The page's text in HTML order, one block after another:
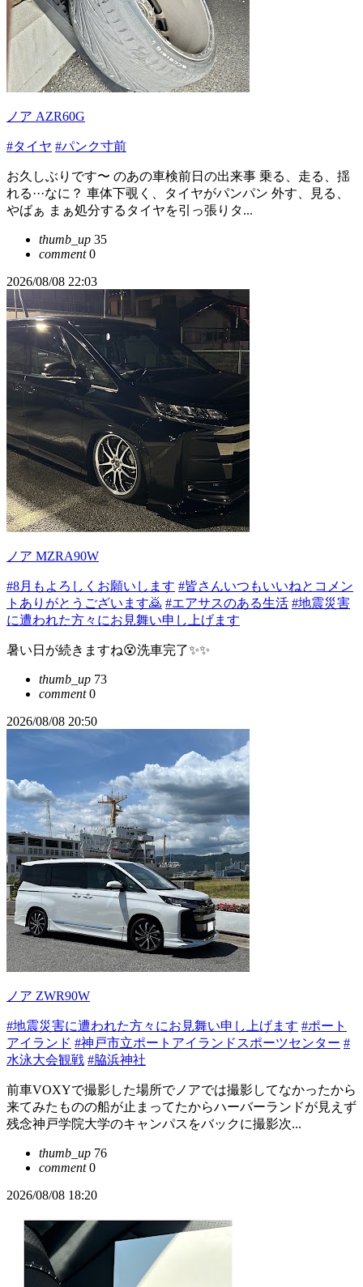
ノア AZR60G
#タイヤ #パンク寸前
お久しぶりです〜 のあの車検前日の出来事 乗る、走る、揺
れる···なに？ 車体下覗く、タイヤがパンパン 外す、見る、
やばぁ まぁ処分するタイヤを引っ張りタ...
thumb_up 35
comment0
2026/08/08 22:03
ノア MZRA90W
#8月もよろしくお願いします #皆さんいつもいいねとコメン
トありがとうございます🙇 #エアサスのある生活 #地震災害
に遭われた方々にお見舞い申し上げます
暑い日が続きますね😵洗車完了✨✨
thumb_up 73
comment0
2026/08/08 20:50
ノア ZWR90W
#地震災害に遭われた方々にお見舞い申し上げます #ポート
アイランド #神戸市立ポートアイランドスポーツセンター #
水泳大会観戦 #脇浜神社
前車VOXYで撮影した場所でノアでは撮影してなかったから
来てみたものの船が止まってたからハーバーランドが見えず
残念神戸学院大学のキャンパスをバックに撮影次...
thumb_up 76
comment0
2026/08/08 18:20